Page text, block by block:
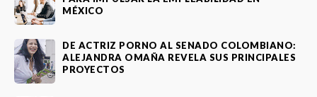
MÉXICO
DE ACTRIZ PORNO AL SENADO COLOMBIANO:
ALEJANDRA OMAÑA REVELA SUS PRINCIPALES
PROYECTOS